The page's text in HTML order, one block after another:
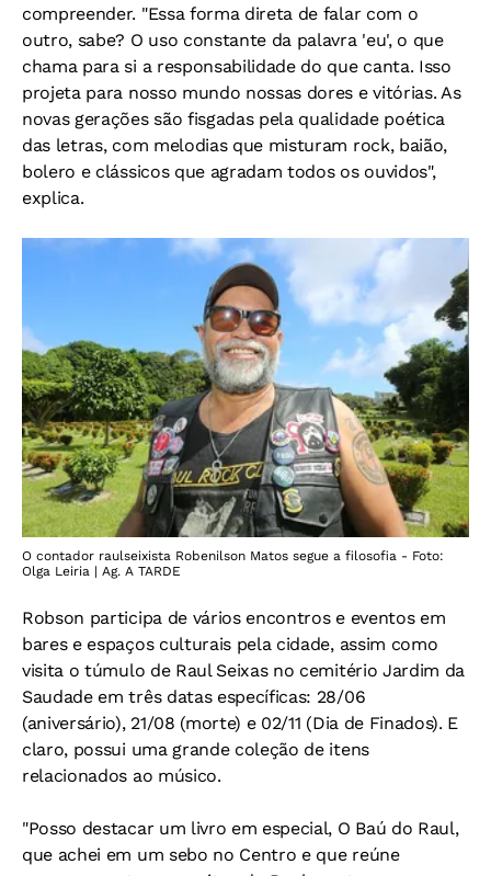
compreender. "Essa forma direta de falar com o
outro, sabe? O uso constante da palavra 'eu', o que
chama para si a responsabilidade do que canta. Isso
projeta para nosso mundo nossas dores e vitórias. As
novas gerações são fisgadas pela qualidade poética
das letras, com melodias que misturam rock, baião,
bolero e clássicos que agradam todos os ouvidos",
explica.
O contador raulseixista Robenilson Matos segue a filosofia - Foto:
Olga Leiria | Ag. A TARDE
Robson participa de vários encontros e eventos em
bares e espaços culturais pela cidade, assim como
visita o túmulo de Raul Seixas no cemitério Jardim da
Saudade em três datas específicas: 28/06
(aniversário), 21/08 (morte) e 02/11 (Dia de Finados). E
claro, possui uma grande coleção de itens
relacionados ao músico.
"Posso destacar um livro em especial, O Baú do Raul,
que achei em um sebo no Centro e que reúne